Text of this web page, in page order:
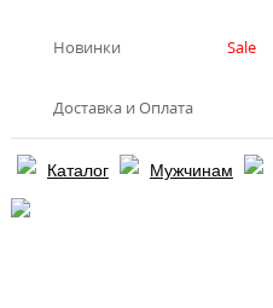
Новинки Sale
Доставка и Оплата
Каталог Мужчинам